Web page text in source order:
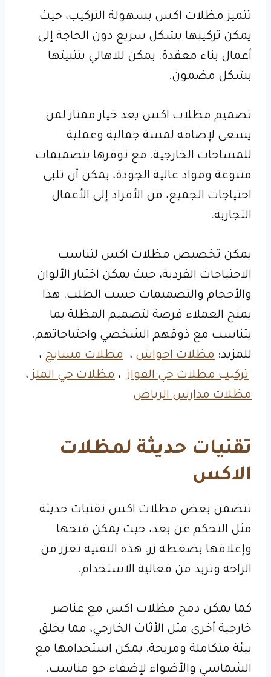
تتميز مظلات اكس بسهولة التركيب، حيث
يمكن تركيبها بشكل سريع دون الحاجة إلى
أعمال بناء معقدة. يمكن للاهالي بتثبيتها
بشكل مضمون.
تصميم مظلات اكس يعد خيار ممتاز لمن
يسعى لإضافة لمسة جمالية وعملية
للمساحات الخارجية. مع توفرها بتصميمات
متنوعة ومواد عالية الجودة، يمكن أن تلبي
احتياجات الجميع، من الأفراد إلى الأعمال
التجارية.
يمكن تخصيص مظلات اكس لتناسب
الاحتياجات الفردية، حيث يمكن اختيار الألوان
والأحجام والتصميمات حسب الطلب. هذا
يمنح العملاء فرصة لتصميم المظلة بما
يتناسب مع ذوقهم الشخصي واحتياجاتهم.
للمزيد: مظلات احواش ، مظلات مسابح ،
تركيب مظلات حي الفواز، مظلات حي الملز ،
مظلات مدارس الرياض
تقنيات حديثة لمظلات
الاكس
تتضمن بعض مظلات اكس تقنيات حديثة
مثل التحكم عن بعد، حيث يمكن فتحها
وإغلاقها بضغطة زر. هذه التقنية تعزز من
الراحة وتزيد من فعالية الاستخدام.
كما يمكن دمج مظلات اكس مع عناصر
خارجية أخرى مثل الأثاث الخارجي، مما يخلق
بيئة متكاملة ومريحة. يمكن استخدامها مع
الشماسي والأضواء لإضفاء جو مناسب.